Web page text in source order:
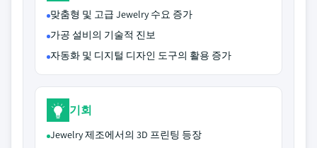
맞춤형 및 고급 Jewelry 수요 증가
가공 설비의 기술적 진보
자동화 및 디지털 디자인 도구의 활용 증가
기회
Jewelry 제조에서의 3D 프린팅 등장